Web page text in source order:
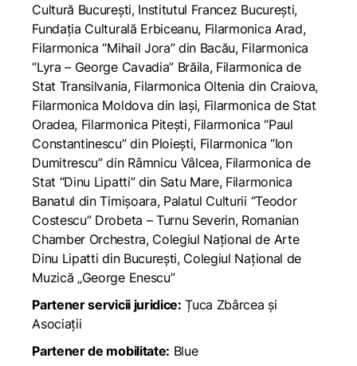
Cultură București, Institutul Francez București,
Fundația Culturală Erbiceanu, Filarmonica Arad,
Filarmonica “Mihail Jora” din Bacău, Filarmonica
“Lyra – George Cavadia” Brăila, Filarmonica de
Stat Transilvania, Filarmonica Oltenia din Craiova,
Filarmonica Moldova din Iași, Filarmonica de Stat
Oradea, Filarmonica Pitești, Filarmonica “Paul
Constantinescu” din Ploiești, Filarmonica “Ion
Dumitrescu” din Râmnicu Vâlcea, Filarmonica de
Stat “Dinu Lipatti” din Satu Mare, Filarmonica
Banatul din Timișoara, Palatul Culturii “Teodor
Costescu” Drobeta – Turnu Severin, Romanian
Chamber Orchestra, Colegiul Național de Arte
Dinu Lipatti din București, Colegiul Național de
Muzică „George Enescu”
Partener servicii juridice: Țuca Zbârcea și
Asociații
Partener de mobilitate: Blue